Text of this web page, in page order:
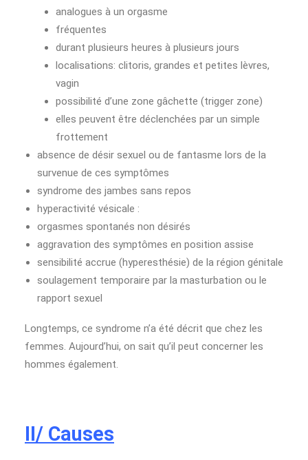
analogues à un orgasme
fréquentes
durant plusieurs heures à plusieurs jours
localisations: clitoris, grandes et petites lèvres,
vagin
possibilité d’une zone gâchette (trigger zone)
elles peuvent être déclenchées par un simple
frottement
absence de désir sexuel ou de fantasme lors de la
survenue de ces symptômes
syndrome des jambes sans repos
hyperactivité vésicale :
orgasmes spontanés non désirés
aggravation des symptômes en position assise
sensibilité accrue (hyperesthésie) de la région génitale
soulagement temporaire par la masturbation ou le
rapport sexuel
Longtemps, ce syndrome n’a été décrit que chez les
femmes. Aujourd’hui, on sait qu’il peut concerner les
hommes également.
II/ Causes